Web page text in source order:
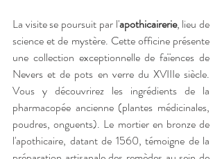
La visite se poursuit par l'apothicairerie, lieu de
science et de mystère. Cette officine présente
une collection exceptionnelle de faïences de
Nevers et de pots en verre du XVIIIe siècle.
Vous y découvrirez les ingrédients de la
pharmacopée ancienne (plantes médicinales,
poudres, onguents). Le mortier en bronze de
l'apothicaire, datant de 1560, témoigne de la